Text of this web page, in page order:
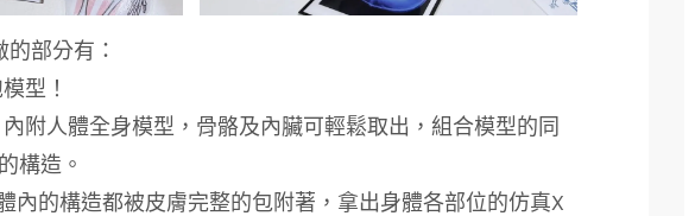
部分有：
型！
附人體全身模型，骨骼及內臟可輕鬆取出，組合模型的同
構造。
內的構造都被皮膚完整的包附著，拿出身體各部位的仿真X